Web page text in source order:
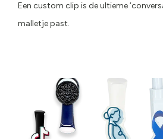
Een custom clip is de ultieme
malletjepast.